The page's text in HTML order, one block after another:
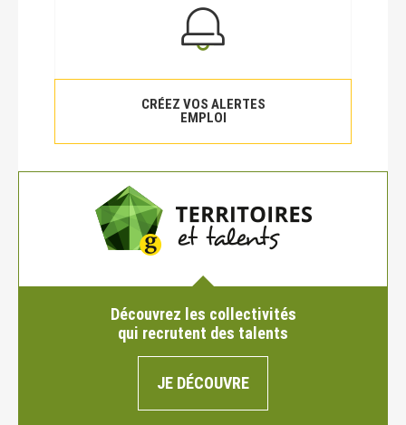
CRÉEZ VOS ALERTES
EMPLOI
Découvrez les collectivités
qui recrutent des talents
JE DÉCOUVRE